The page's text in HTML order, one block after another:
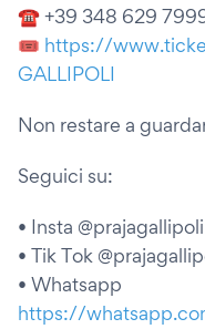
☎ +39 348 629
🎟 https://
GALLIPOLI
Non restare a
Seguici su:
• Insta @prajagallipoli
• Tik Tok
• Whatsapp
https://